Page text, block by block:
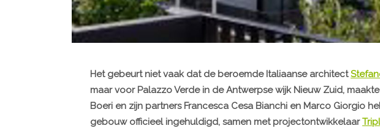
Het gebeurt niet vaak dat de beroemde Italiaanse architect
maar voor Palazzo Verde in de Antwerpse wijk Nieuw Zuid,
Boeri en zijn partners Francesca Cesa Bianchi en Marco Giorgio
gebouw officieel ingehuldigd, samen met projectontwikkelaar